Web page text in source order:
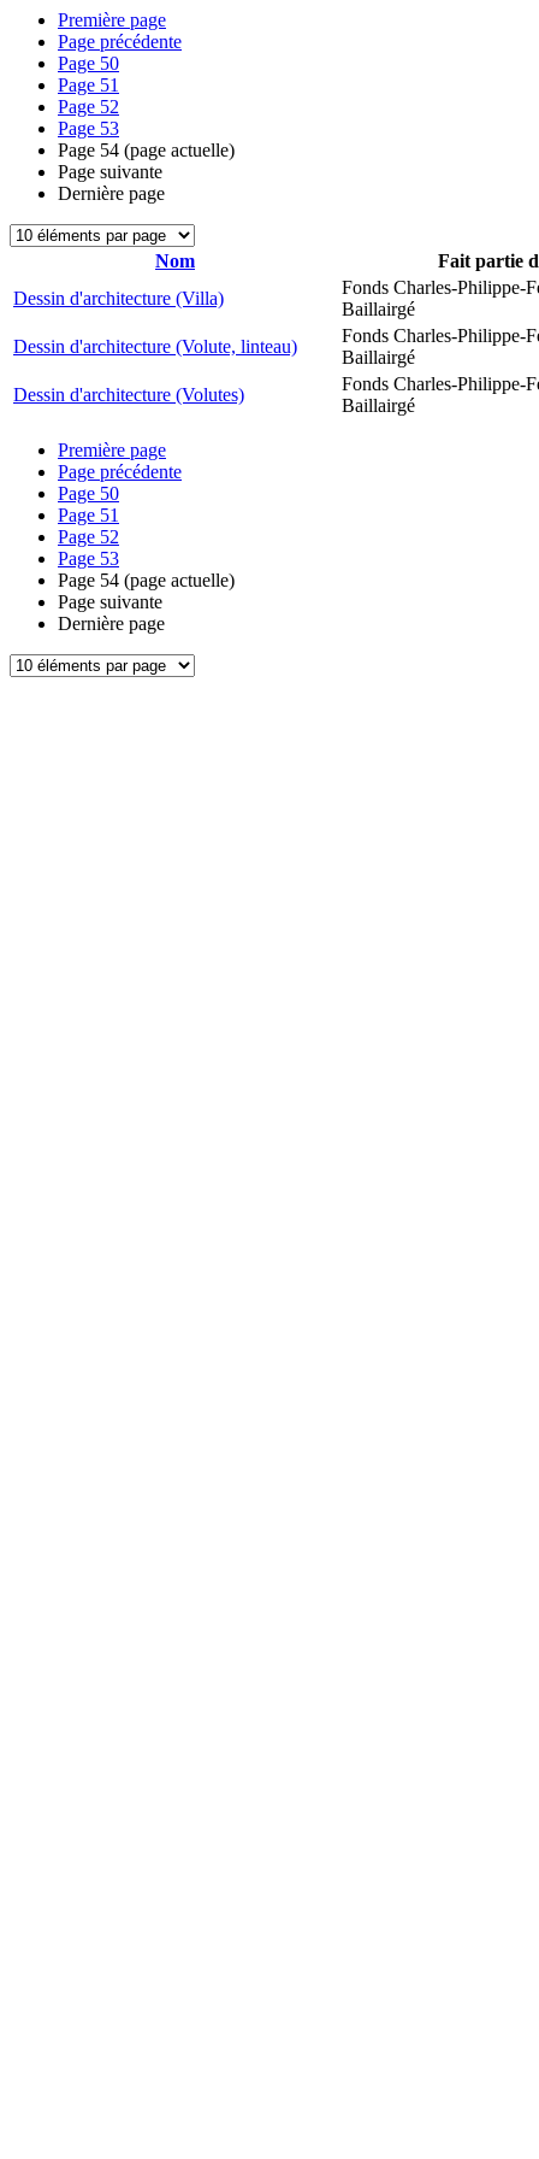
Première page
Page précédente
Page 50
Page 51
Page 52
Page 53
Page 54 (page actuelle)
Page suivante
Dernière page
Nom
Fait partie
Dessin d'architecture (Villa)
Fonds Charles-Philippe-
Baillairgé
Dessin d'architecture (Volute, linteau)
Fonds Charles-Philippe-
Baillairgé
Dessin d'architecture (Volutes)
Fonds Charles-Philippe-
Baillairgé
Première page
Page précédente
Page 50
Page 51
Page 52
Page 53
Page 54 (page actuelle)
Page suivante
Dernière page